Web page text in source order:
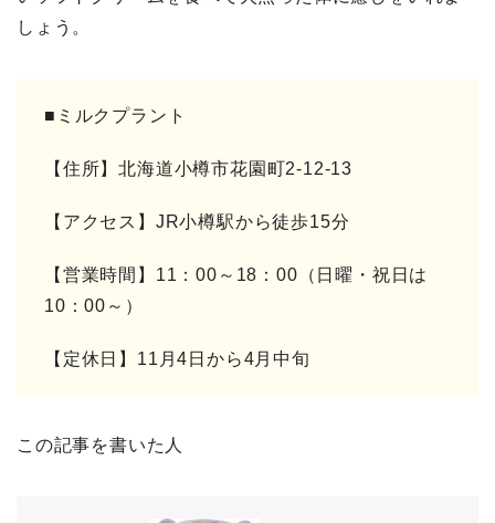
しょう。
■ミルクプラント
【住所】北海道小樽市花園町2-12-13
【アクセス】JR小樽駅から徒歩15分
【営業時間】11：00～18：00（日曜・祝日は
10：00～）
【定休日】11月4日から4月中旬
この記事を書いた人